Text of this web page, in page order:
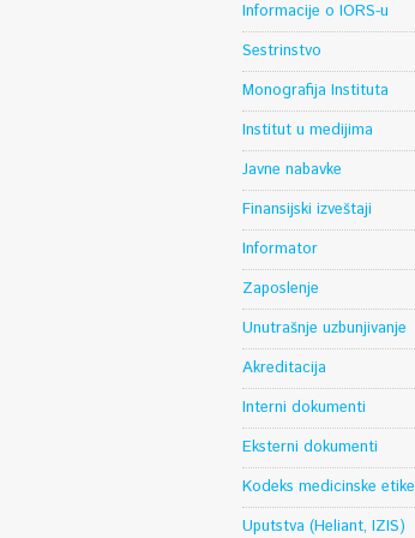
Informacije o IORS-u
Sestrinstvo
Monografija Instituta
Institut u medijima
Javne nabavke
Finansijski izveštaji
Informator
Zaposlenje
Unutrašnje uzbunjivanje
Akreditacija
Interni dokumenti
Eksterni dokumenti
Kodeks medicinske etike
Uputstva (Heliant, IZIS)